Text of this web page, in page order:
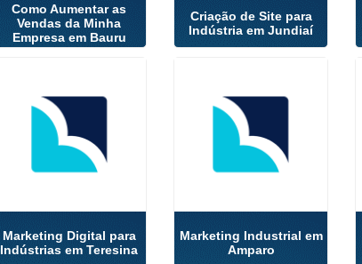
Como Aumentar as
Vendas da Minha
Empresa em Bauru
Criação de Site para
Indústria em Jundiaí
Marketing Digital para
Indústrias em Teresina
Marketing Industrial em
Amparo